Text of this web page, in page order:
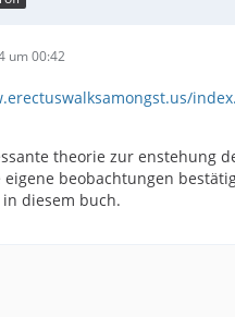
um 00:42
theorie zur enstehung
eigene beobachtungen
in diesem buch.